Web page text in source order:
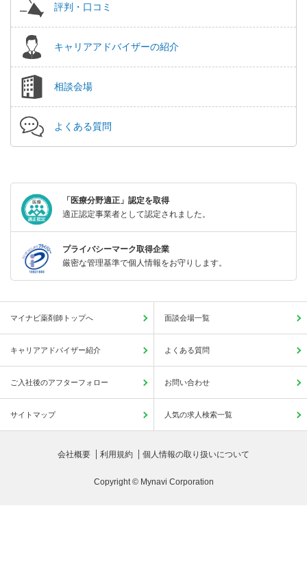
評判・口コミ
キャリアアドバイザーの紹介
相談会場
よくある質問
「医療分野適正」認定を取得
適正認定事業者として認定されました。
プライバシーマーク取得企業
厳密な管理基準で個人情報をお守りします。
マイナビ薬剤師トップへ 面談会場一覧
キャリアアドバイザー紹介 よくある質問
ご入社後のアフターフォロー お問い合わせ
サイトマップ 人気の求人検索一覧
会社概要 利用規約 個人情報の取り扱いについて
Copyright © Mynavi Corporation